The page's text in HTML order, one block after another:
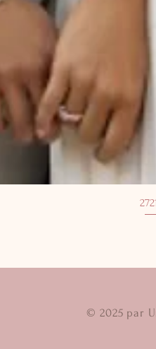
© 2025 par